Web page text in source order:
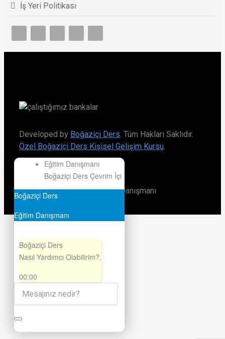
İş Yeri Politikası
Developed by Boğaziçi Ders. Tüm Hakları Saklıdır.
Özel Boğaziçi Ders Kişisel Gelişim Kursu.
BOĞAZIÇI DERS WHATSAPP
Boğaziçi Ders Eğitim Danışmanı
Eğitim Danışmanı
Boğaziçi Ders Çevrim İçi
Boğaziçi Ders
Eğitim Danışmanı
Boğaziçi Ders
Nasıl Yardımcı Olabilirim?.
00:00